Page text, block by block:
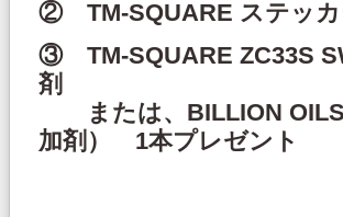
② TM-SQUARE ステッ
③ TM-SQUARE ZC33S
剤
または、BILLION
加剤） 1本プレゼント